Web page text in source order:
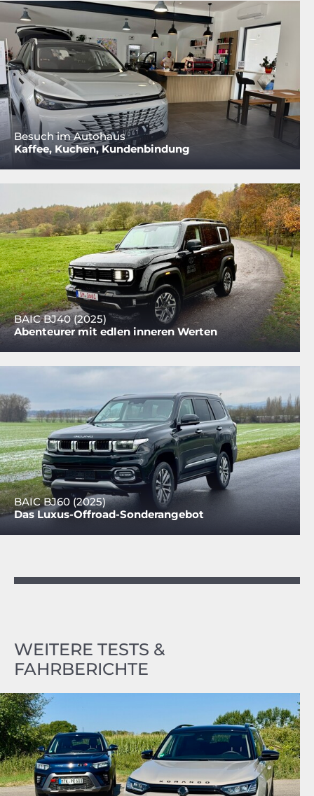
Besuch im Autohaus
Kaffee, Kuchen, Kundenbindung
BAIC BJ40 (2025)
Abenteurer mit edlen inneren Werten
BAIC BJ60 (2025)
Das Luxus-Offroad-Sonderangebot
WEITERE TESTS &
FAHRBERICHTE